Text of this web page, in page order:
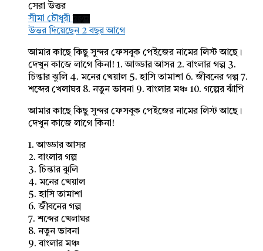
সেরা উত্তর
সীমা চৌধুরী
উত্তর দিয়েছেন 2 বছর আগে
আমার কাছে কিছু সুন্দর ফেসবুক পেইজের নামের লিস্ট আছে।
দেখুন কাজে লাগে কিনা! 1. আড্ডার আসর 2. বাংলার গল্প 3.
চিন্তার ঝুলি 4. মনের খেয়াল 5. হাসি তামাশা 6. জীবনের গল্প 7.
শব্দের খেলাঘর 8. নতুন ভাবনা 9. বাংলার মঞ্চ 10. গল্পের ঝাঁপি
আমার কাছে কিছু সুন্দর ফেসবুক পেইজের নামের লিস্ট আছে।
দেখুন কাজে লাগে কিনা!
1. আড্ডার আসর
2. বাংলার গল্প
3. চিন্তার ঝুলি
4. মনের খেয়াল
5. হাসি তামাশা
6. জীবনের গল্প
7. শব্দের খেলাঘর
8. নতুন ভাবনা
9. বাংলার মঞ্চ